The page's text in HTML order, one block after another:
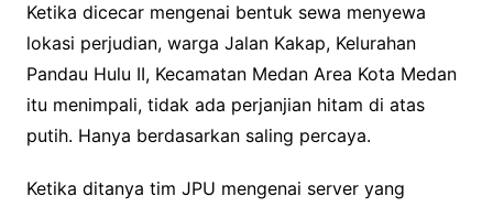
Ketika dicecar mengenai bentuk sewa menyewa
lokasi perjudian, warga Jalan Kakap, Kelurahan
Pandau Hulu II, Kecamatan Medan Area Kota Medan
itu menimpali, tidak ada perjanjian hitam di atas
putih. Hanya berdasarkan saling percaya.
Ketika ditanya tim JPU mengenai server yang